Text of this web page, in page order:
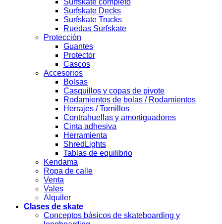
Surfskate completo
Surfskate Decks
Surfskate Trucks
Ruedas Surfskate
Protección
Guantes
Protector
Cascos
Accesorios
Bolsas
Casquillos y copas de pivote
Rodamientos de bolas / Rodamientos
Herrajes / Tornillos
Contrahuellas y amortiguadores
Cinta adhesiva
Herramienta
ShredLights
Tablas de equilibrio
Kendama
Ropa de calle
Venta
Vales
Alquiler
Clases de skate
Conceptos básicos de skateboarding y